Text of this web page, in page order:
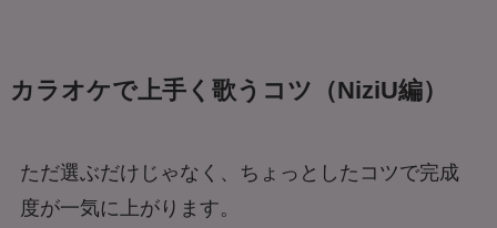
カラオケで上手く歌うコツ（NiziU編）
ただ選ぶだけじゃなく、ちょっとしたコツで完成
度が一気に上がります。